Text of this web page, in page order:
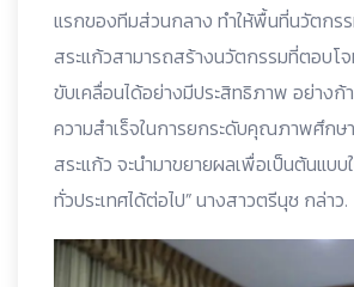
แรกของทีมส่วนกลาง ทำให้พื้นที่นวัตกร
สระแก้วสามารถสร้างนวัตกรรมที่ตอบโ
ขับเคลื่อนได้อย่างมีประสิทธิภาพ อย่างก้
ความสำเร็จในการยกระดับคุณภาพศึกษ
สระแก้ว จะนำมาขยายผลเพื่อเป็นต้นแบ
ทั่วประเทศได้ต่อไป” นางสาวตรีนุช กล่าว.